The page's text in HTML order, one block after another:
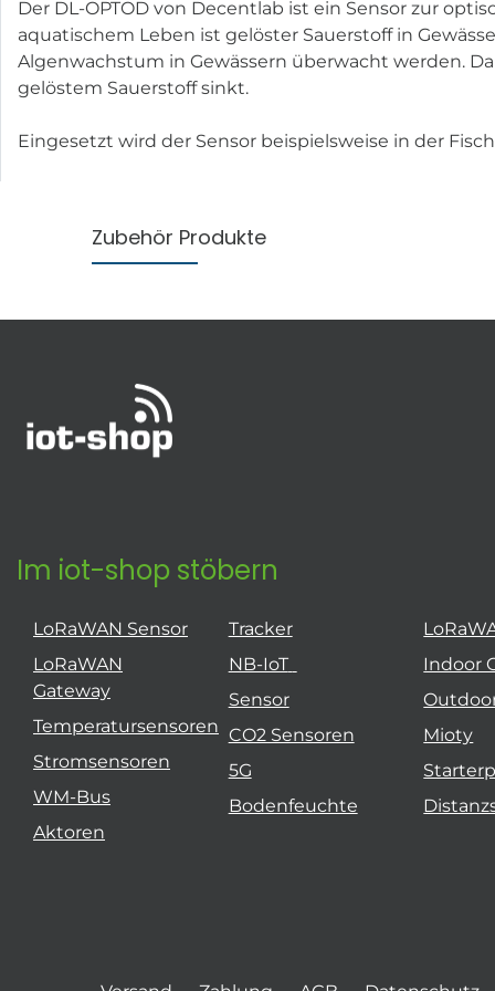
Der DL-OPTOD von Decentlab ist ein Sensor zur
aquatischem Leben ist gelöster Sauerstoff in
Algenwachstum in Gewässern überwacht werden.
gelöstem Sauerstoff sinkt.
Eingesetzt wird der Sensor beispielsweise in der
Zubehör Produkte
Im iot-shop stöbern
LoRaWAN Sensor
LoRaWAN
Gateway
Temperatursensoren
Stromsensoren
WM-Bus
Aktoren
Tracker
NB-IoT
Sensor
CO2 Sensoren
5G
Bodenfeuchte
Indoor
Mioty